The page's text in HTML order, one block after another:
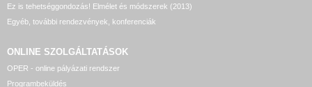
Ez is tehetséggondozás! Elmélet és módszerek (2013)
Egyéb, további rendezvények, konferenciák
ONLINE SZOLGÁLTATÁSOK
OPER - online pályázati rendszer
Programbeküldés